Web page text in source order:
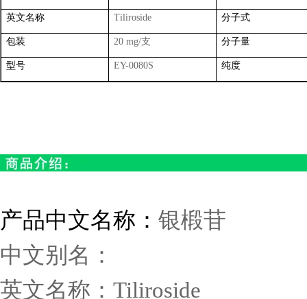
英文名称 Tiliroside 分子式
包装 20 mg/支 分子量
型号 EY-0080S 纯度
产品中文名称： 银椴苷
中文别名：
英文名称： Tiliroside